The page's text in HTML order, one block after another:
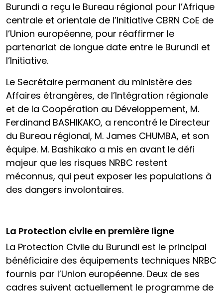
Burundi a reçu le Bureau régional pour l’Afrique
centrale et orientale de l’Initiative CBRN CoE de
l’Union européenne, pour réaffirmer le
partenariat de longue date entre le Burundi et
l’Initiative.
Le Secrétaire permanent du ministère des
Affaires étrangères, de l’Intégration régionale
et de la Coopération au Développement, M.
Ferdinand BASHIKAKO, a rencontré le Directeur
du Bureau régional, M. James CHUMBA, et son
équipe. M. Bashikako a mis en avant le défi
majeur que les risques NRBC restent
méconnus, qui peut exposer les populations à
des dangers involontaires.
La Protection civile en première ligne
La Protection Civile du Burundi est le principal
bénéficiaire des équipements techniques NRBC
fournis par l’Union européenne. Deux de ses
cadres suivent actuellement le programme de